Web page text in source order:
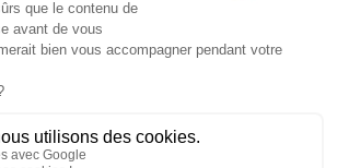
JE DÉCOUVRE LE GROUPE